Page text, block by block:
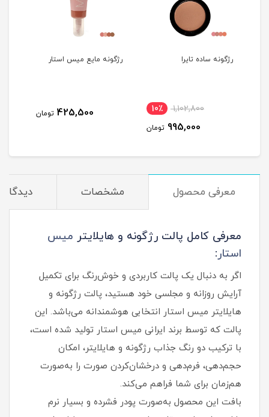
رژگونه ساده تایرا
1,102,800 10٪
995,000 تومان
رژگونه مایع میس استار
425,500 تومان
معرفی محصول مشخصات
معرفی کامل پالت رژگونه و هایلایتر میس
استار:
اگر به‌ دنبال یک پالت کاربردی و خوش‌رنگ برای تکمیل
آرایش روزانه و مجلسی خود هستید، پالت رژگونه و
هایلایتر میس استار انتخابی هوشمندانه می‌باشد. این
پالت که توسط برند ایرانی میس استار تولید شده است،
با ترکیب دو رنگ جذاب رژگونه و هایلایتر، امکان
حجم‌دهی، فرم‌دهی و درخشان‌کردن صورت را به‌صورت
هم‌زمان برای شما فراهم می‌کند.
بافت این محصول به‌صورت پودر فشرده و بسیار نرم